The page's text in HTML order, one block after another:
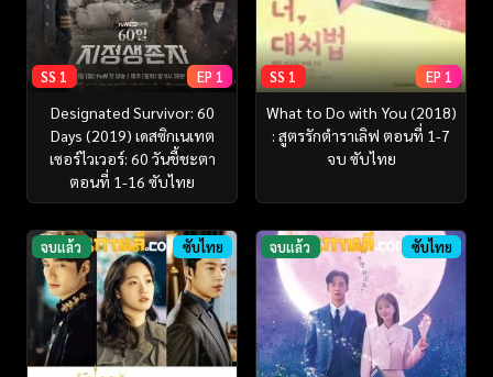
SS 1 EP 1
Designated Survivor: 60
Days (2019) เดสซิกเนเทต
เซอร์ไวเวอร์: 60 วันชี้ชะตา
ตอนที่ 1-16 ซับไทย
SS 1 EP 1
What to Do with You (2018)
: สูตรรักตำราเลิฟ ตอนที่ 1-7
จบ ซับไทย
จบแล้ว ซับไทย จบแล้ว ซับไทย